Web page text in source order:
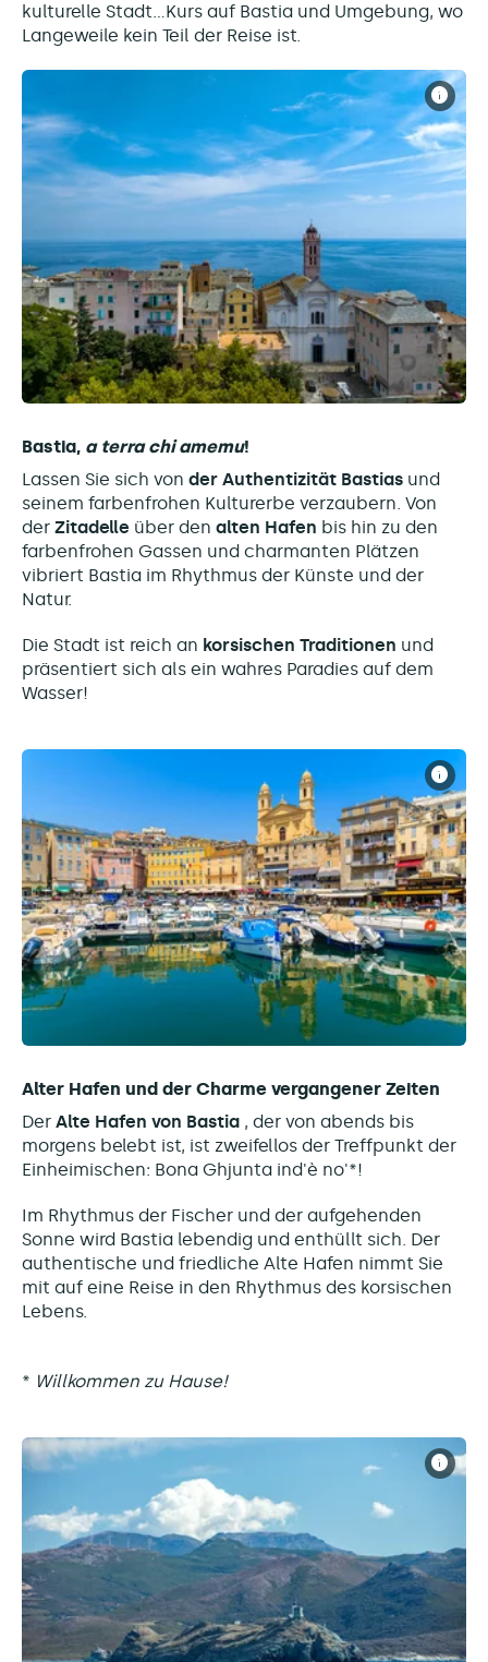
kulturelle Stadt...Kurs auf Bastia und Umgebung, wo
Langeweile kein Teil der Reise ist.
Bastia, a terra chi amemu!
Lassen Sie sich von der Authentizität Bastias und
seinem farbenfrohen Kulturerbe verzaubern. Von
der Zitadelle über den alten Hafen bis hin zu den
farbenfrohen Gassen und charmanten Plätzen
vibriert Bastia im Rhythmus der Künste und der
Natur.
Die Stadt ist reich an korsischen Traditionen und
präsentiert sich als ein wahres Paradies auf dem
Wasser!
Alter Hafen und der Charme vergangener Zeiten
Der Alte Hafen von Bastia , der von abends bis
morgens belebt ist, ist zweifellos der Treffpunkt der
Einheimischen: Bona Ghjunta ind'è no'*!
Im Rhythmus der Fischer und der aufgehenden
Sonne wird Bastia lebendig und enthüllt sich. Der
authentische und friedliche Alte Hafen nimmt Sie
mit auf eine Reise in den Rhythmus des korsischen
Lebens.
* Willkommen zu Hause!